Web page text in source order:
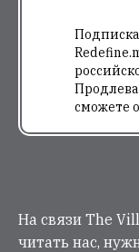
сможете
На связи The
читать нас,